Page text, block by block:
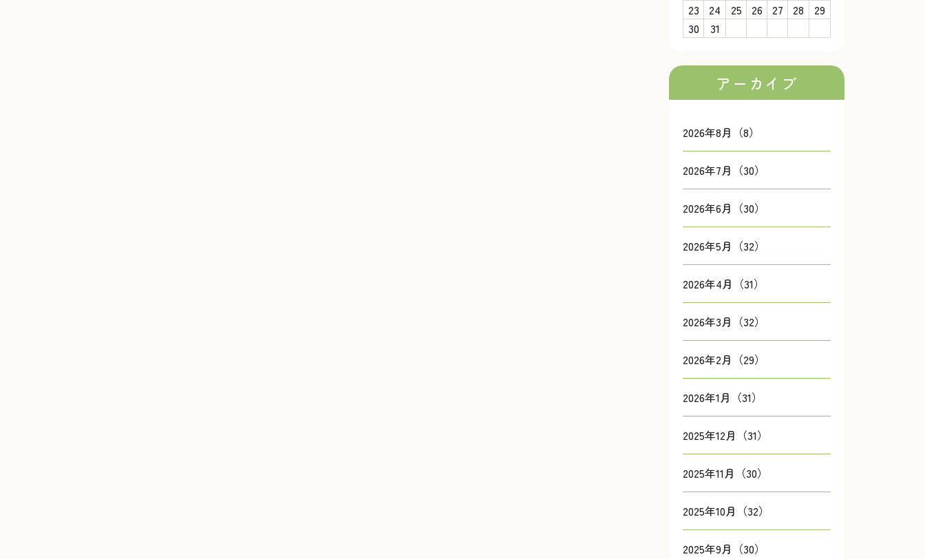
23
24 25 26 27 28
29
30
31
アーカイブ
2026年8月（8）
2026年7月（30）
2026年6月（30）
2026年5月（32）
2026年4月（31）
2026年3月（32）
2026年2月（29）
2026年1月（31）
2025年12月（31）
2025年11月（30）
2025年10月（32）
2025年9月（30）